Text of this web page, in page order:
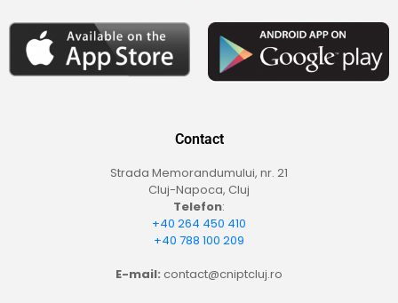
Contact
Strada Memorandumului, nr. 21
Cluj-Napoca, Cluj
Telefon:
+40 264 450 410
+40 788 100 209
E-mail: contact@cniptcluj.ro